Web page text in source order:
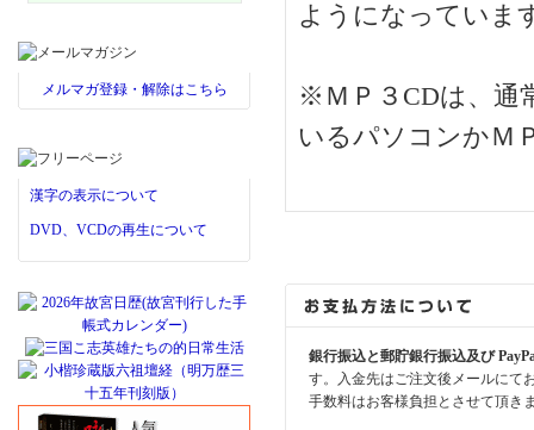
メルマガ登録・解除はこちら
漢字の表示について
DVD、VCDの再生について
ようになっていま
※ＭＰ３CDは、通
いるパソコンかＭ
銀行振込と郵貯銀行振込及び
す。入金先はご注文後メールにて
手数料はお客様負担とさせて頂き